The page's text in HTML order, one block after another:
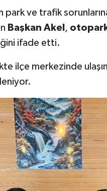
park ve trafik
Başkan Akel , otopark
ifade etti.
ilçe merkezinde